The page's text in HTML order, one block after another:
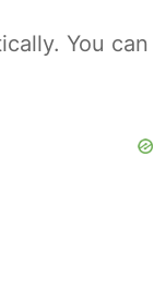
You can